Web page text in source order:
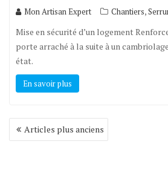
Mon Artisan Expert Chantiers,
Mise en sécurité d’un logement
porte arraché à la suite à un
état.
En savoir plus
Navigation
des
Articles plus anciens